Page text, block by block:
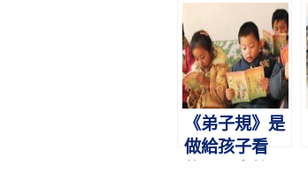
《弟子規》是
做給孩子看